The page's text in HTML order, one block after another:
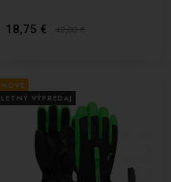
18,75 € 42,00€
NOVÉ
LETNÝ VÝPREDAJ